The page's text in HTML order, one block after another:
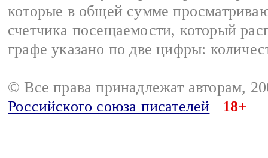
которые в общей сумме
счетчика посещаемости, который
графе указано по две цифры:
© Все права принадлежат авторам,
Российского союза писателей
18+